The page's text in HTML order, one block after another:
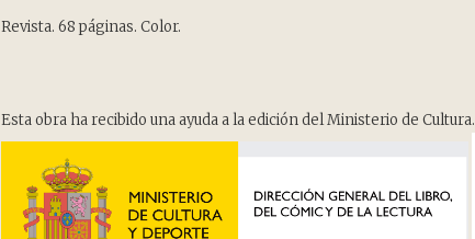
Revista. 68 páginas. Color.
Esta obra ha recibido una ayuda a la edición del Ministerio de Cultura.